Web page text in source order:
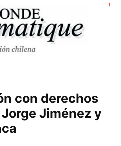
con derechos
Jorge Jiménez y